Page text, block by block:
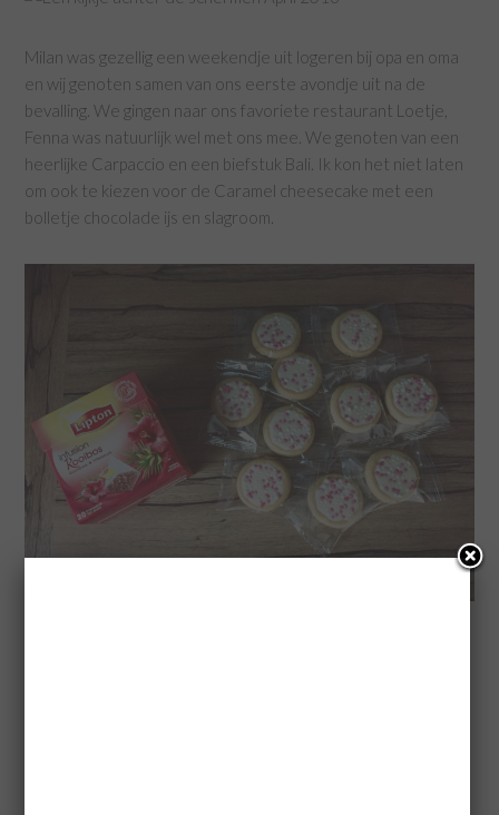
Milan was gezellig een weekendje uit logeren bij opa en oma
en wij genoten samen van ons eerste avondje uit na de
bevalling. We gingen naar ons favoriete restaurant Loetje,
Fenna was natuurlijk wel met ons mee. We genoten van een
heerlijke Carpaccio en een biefstuk Bali. Ik kon het niet laten
om ook te kiezen voor de Caramel cheesecake met een
bolletje chocolade ijs en slagroom.